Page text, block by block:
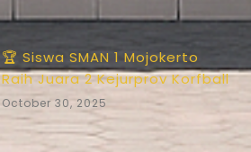
🏆 Siswa SMAN 1 Mojokerto
Raih Juara 2 Kejurprov Korfball
October 30, 2025